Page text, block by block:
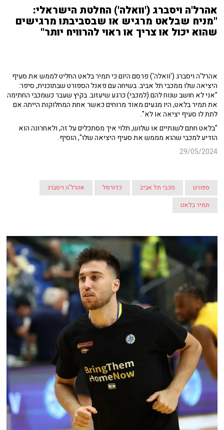
אהרל'ה ויסברג ('וואלה') החלטת הישראלי:
"מניח שבלאט מרגיש או שבסביבתו מרגישים
שהוא יכול או צריך או ראוי להרוויח יותר"
אהרל'ה ויסברג ('וואלה') פרסם היום כי תמיר בלאט החליט לממש את סעיף
היציאה שלו ממכבי תל אביב. בשיחה עם פאנל הספורט שבתוכנית, סיפר:
"אני לא חושב שנוח להם (למכבי) כרגע שיעזוב. בקיץ שעבר כשמכבי החתימה
את תמיר בלאט, היו מגעים מאוד מרוחים כאשר אחת המחלוקות הייתה אם
לתת לו סעיף יציאה או לא".
"בלאט חתם לשנתיים או שלוש, תלוי איך מסתכלים על זה, ולאחרונה הוא
הודיע למכבי שהוא מממש את סעיף היציאה שלו", הוסיף.
29/05/2024
ספורט מכבי תל אביב כדורסל
אהרל'ה ויסברג
תמיר בלאט